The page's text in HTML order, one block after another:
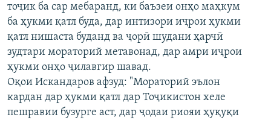
тоҷик ба сар мебаранд, ки баъзеи онҳо маҳкум
ба ҳукми қатл буда, дар интизори иҷрои ҳукми
қатл нишаста буданд ва ҷорӣ шудани ҳарчӣ
зудтари мораторий метавонад, дар амри иҷрои
ҳукми онҳо ҷилавгир шавад.
Оқои Искандаров афзуд: "Мораторий эълон
кардан дар ҳукми қатл дар Тоҷикистон хеле
пешравии бузурге аст, дар ҷодаи риояи ҳуқуқи